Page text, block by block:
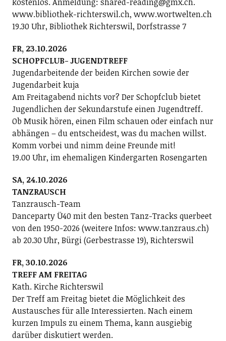
www.bibliothek-richterswil.ch, www.wortwelten.ch
19.30 Uhr, Bibliothek Richterswil, Dorfstrasse 7
FR, 23.10.2026
SCHOPFCLUB- JUGENDTREFF
Jugendarbeitende der beiden Kirchen sowie der
Jugendarbeit kuja
Am Freitagabend nichts vor? Der Schopfclub bietet
Jugendlichen der Sekundarstufe einen Jugendtreff.
Ob Musik hören, einen Film schauen oder einfach nur
abhängen – du entscheidest, was du machen willst.
Komm vorbei und nimm deine Freunde mit!
19.00 Uhr, im ehemaligen Kindergarten Rosengarten
SA, 24.10.2026
TANZRAUSCH
Tanzrausch-Team
Danceparty Ü40 mit den besten Tanz-Tracks querbeet
von den 1950-2026 (weitere Infos: www.tanzraus.ch)
ab 20.30 Uhr, Bürgi (Gerbestrasse 19), Richterswil
FR, 30.10.2026
TREFF AM FREITAG
Kath. Kirche Richterswil
Der Treff am Freitag bietet die Möglichkeit des
Austausches für alle Interessierten. Nach einem
kurzen Impuls zu einem Thema, kann ausgiebig
darüber diskutiert werden.